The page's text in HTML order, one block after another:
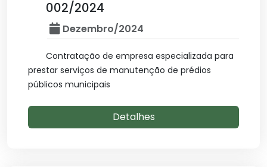
002/2024
Dezembro/2024
Contratação de empresa especializada para
prestar serviços de manutenção de prédios
públicos municipais
Detalhes